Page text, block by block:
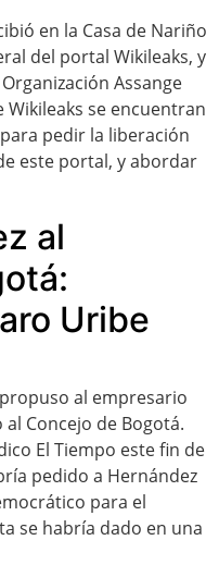
en la Casa de Nariño
del portal Wikileaks, y
Assange
se encuentran
pedir la liberación
este portal, y abordar
al
Uribe
al empresario
Concejo de Bogotá.
El Tiempo este fin de
pedido a Hernández
para el
se habría dado en una